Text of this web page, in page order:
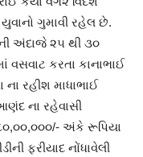
ગુમાવી રહેલ છે.
અંદાજે ૨૫ થી ૩૦
વસવાટ કરતા કાનાભાઈ
રહીશ માધાભાઈ
ના રહેવાસી
અંકે રૂપિયા
ફરીયાદ નોંધાવેલી